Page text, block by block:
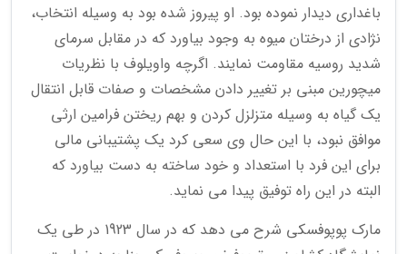
باغداری دیدار نموده بود. او پیروز شده بود به وسیله انتخاب،
نژادی از درختان میوه به وجود بیاورد که در مقابل سرمای
شدید روسیه مقاومت نمایند. اگرچه واویلوف با نظریات
میچورین مبنی بر تغییر دادن مشخصات و صفات قابل انتقال
یک گیاه به وسیله متزلزل کردن و بهم ریختن فرامین ارثی
موافق نبود، با این حال وی سعی کرد یک پشتیبانی مالی
برای این فرد با استعداد و خود ساخته به دست بیاورد که
البته در این راه توفیق پیدا می نماید.
مارک پوپوفسکی شرح می دهد که در سال 1923 در طی یک